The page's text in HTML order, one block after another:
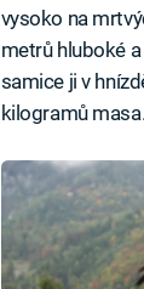
vysoko na
metrů hluboké
samice ji v
kilogramů